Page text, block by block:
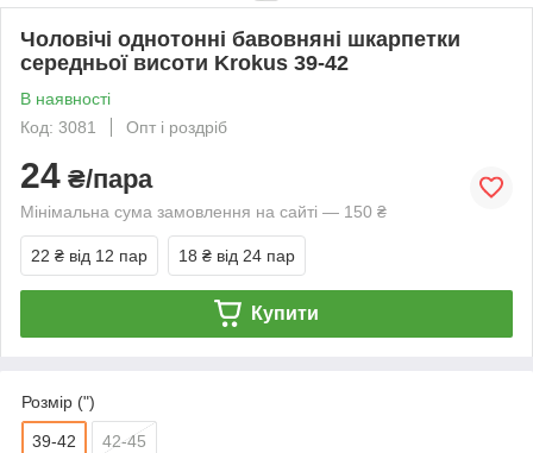
Чоловічі однотонні бавовняні шкарпетки
середньої висоти Krokus 39-42
В наявності
Код: 3081
Опт і роздріб
24 ₴/пара
Мінімальна сума замовлення на сайті — 150 ₴
22 ₴ від 12 пар 18 ₴ від 24 пар
Купити
Розмір (")
39-42 42-45